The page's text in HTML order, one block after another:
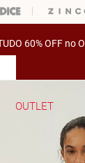
COM NOSSA
60% OFF no
OUTLET